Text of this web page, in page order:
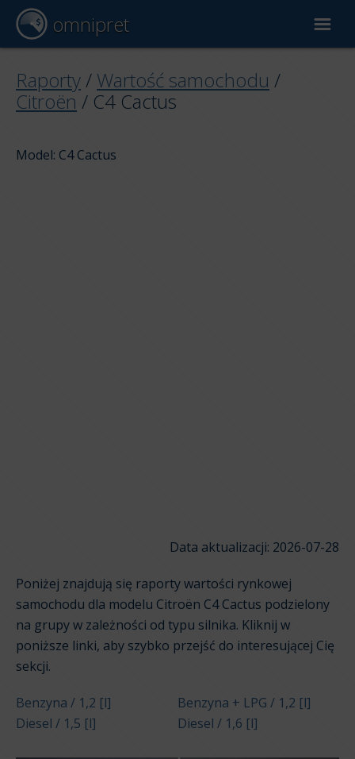
omnipret
Wycena samochodu
Raporty / Wartość samochodu /
Citroën / C4 Cactus
Model: C4 Cactus
Data aktualizacji: 2026-07-28
Poniżej znajdują się raporty wartości rynkowej
samochodu dla modelu Citroën C4 Cactus podzielony
na grupy w zależności od typu silnika. Kliknij w
poniższe linki, aby szybko przejść do interesującej Cię
sekcji.
Benzyna / 1,2 [l]
Benzyna + LPG / 1,2 [l]
Diesel / 1,5 [l]
Diesel / 1,6 [l]